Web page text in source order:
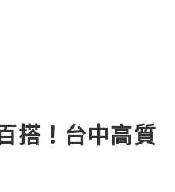
搭！台中高質